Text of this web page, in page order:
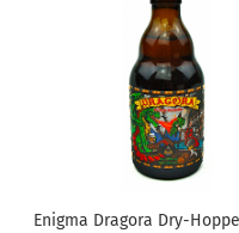
Enigma Dragora Dry-